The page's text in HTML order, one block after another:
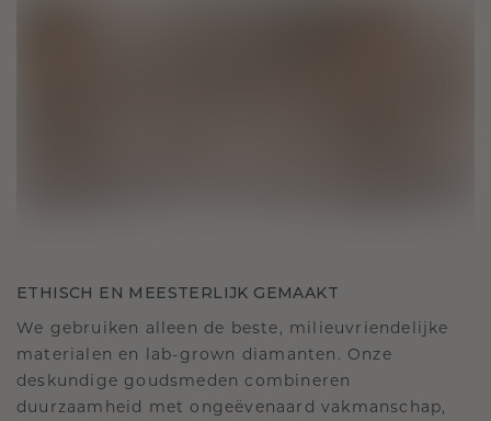
ETHISCH EN MEESTERLIJK GEMAAKT
We gebruiken alleen de beste, milieuvriendelijke
materialen en lab-grown diamanten. Onze
deskundige goudsmeden combineren
duurzaamheid met ongeëvenaard vakmanschap,